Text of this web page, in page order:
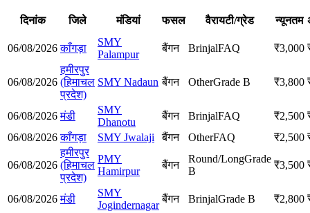
दिनांक जिले मंडियां फसल वैरायटी/ग्रेड न्यूनतम
06/08/2026 काँगड़ा
SMY
Palampur
बैंगन BrinjalFAQ ₹3,000
06/08/2026
हमीरपुर
(हिमाचल
प्रदेश)
SMY Nadaun बैंगन OtherGrade B ₹3,800
06/08/2026 मंडी
SMY
Dhanotu
बैंगन BrinjalFAQ ₹2,500
06/08/2026 काँगड़ा SMY Jwalaji बैंगन OtherFAQ ₹2,500
06/08/2026
हमीरपुर
(हिमाचल
प्रदेश)
PMY
Hamirpur
बैंगन
Round/LongGrade
B
₹3,500
06/08/2026 मंडी
SMY
Jogindernagar
बैंगन BrinjalGrade B ₹2,800